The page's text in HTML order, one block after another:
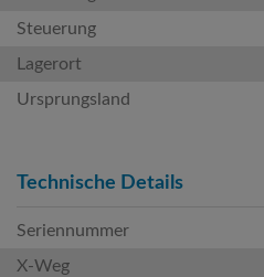
Steuerung
Lagerort
Ursprungsland
Technische Details
Seriennummer
X-Weg